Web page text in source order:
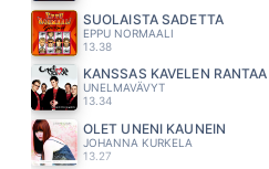
SUOLAISTA SADETTA
EPPU NORMAALI
13.38
KANSSAS KAVELEN RANTAA
UNELMAVÄVYT
13.34
OLET UNENI KAUNEIN
JOHANNA KURKELA
13.27